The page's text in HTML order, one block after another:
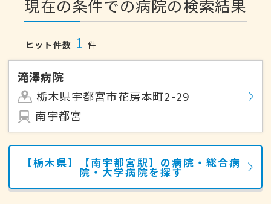
現在の条件での病院の検索結果
ヒット件数 1 件
滝澤病院
栃木県宇都宮市花房本町2-29
南宇都宮
【栃木県】【南宇都宮駅】の病院・総合病
院・大学病院を探す